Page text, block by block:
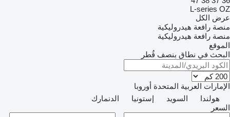
L-series OZ
عرض الكل
منصة رافعة هيدروليكية
منصة رافعة هيدروليكية
الموقع
البحث في نطاق بنصف قُطر
الإمارات العربية المتحدة أوروبا
هولندا
السويد إستونيا
الدنمارك
السعر